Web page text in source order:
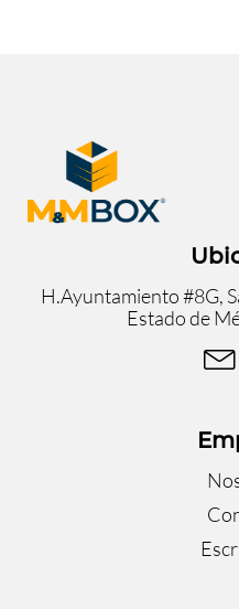
H.Ayuntamiento #8G,
Estado de